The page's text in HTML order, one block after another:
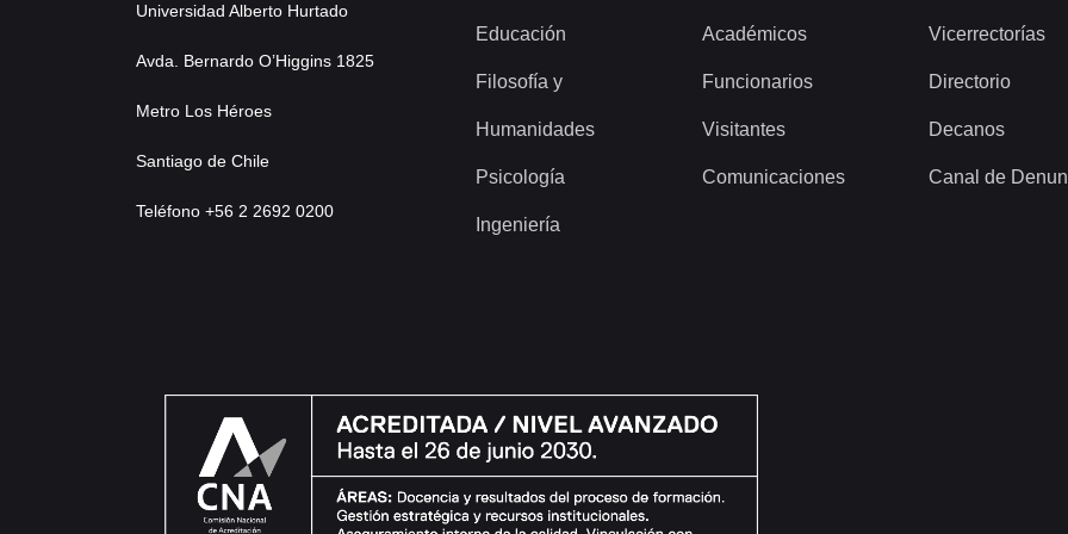
Universidad Alberto Hurtado
Avda. Bernardo O’Higgins 1825
Metro Los Héroes
Santiago de Chile
Teléfono +56 2 2692 0200
Educación
Filosofía y
Humanidades
Psicología
Ingeniería
Académicos
Funcionarios
Visitantes
Comunicaciones
Vicerrectorías
Directorio
Decanos
Canal de